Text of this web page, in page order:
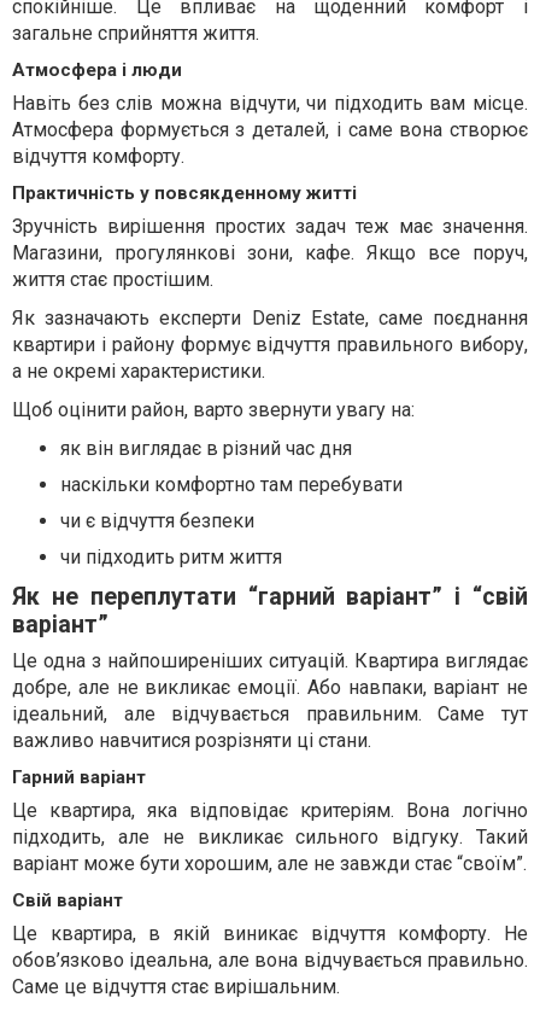
спокійніше. Це впливає на щоденний комфорт і
загальне сприйняття життя.
Атмосфера і люди
Навіть без слів можна відчути, чи підходить вам місце.
Атмосфера формується з деталей, і саме вона створює
відчуття комфорту.
Практичність у повсякденному житті
Зручність вирішення простих задач теж має значення.
Магазини, прогулянкові зони, кафе. Якщо все поруч,
життя стає простішим.
Як зазначають експерти Deniz Estate, саме поєднання
квартири і району формує відчуття правильного вибору,
а не окремі характеристики.
Щоб оцінити район, варто звернути увагу на:
як він виглядає в різний час дня
наскільки комфортно там перебувати
чи є відчуття безпеки
чи підходить ритм життя
Як не переплутати “гарний варіант” і “свій
варіант”
Це одна з найпоширеніших ситуацій. Квартира виглядає
добре, але не викликає емоції. Або навпаки, варіант не
ідеальний, але відчувається правильним. Саме тут
важливо навчитися розрізняти ці стани.
Гарний варіант
Це квартира, яка відповідає критеріям. Вона логічно
підходить, але не викликає сильного відгуку. Такий
варіант може бути хорошим, але не завжди стає “своїм”.
Свій варіант
Це квартира, в якій виникає відчуття комфорту. Не
обов’язково ідеальна, але вона відчувається правильно.
Саме це відчуття стає вирішальним.